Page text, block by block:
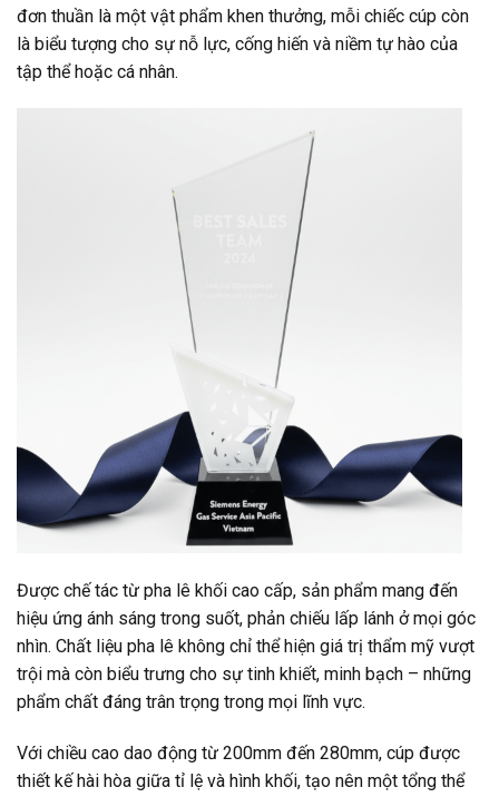
đơn thuần là một vật phẩm khen thưởng, mỗi chiếc cúp còn
là biểu tượng cho sự nỗ lực, cống hiến và niềm tự hào của
tập thể hoặc cá nhân.
Được chế tác từ pha lê khối cao cấp, sản phẩm mang đến
hiệu ứng ánh sáng trong suốt, phản chiếu lấp lánh ở mọi góc
nhìn. Chất liệu pha lê không chỉ thể hiện giá trị thẩm mỹ vượt
trội mà còn biểu trưng cho sự tinh khiết, minh bạch – những
phẩm chất đáng trân trọng trong mọi lĩnh vực.
Với chiều cao dao động từ 200mm đến 280mm, cúp được
thiết kế hài hòa giữa tỉ lệ và hình khối, tạo nên một tổng thể